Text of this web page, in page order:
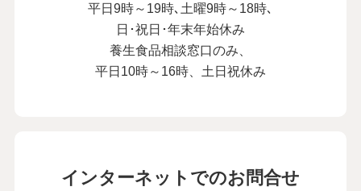
平日9時～19時､土曜9時～18時､
日･祝日･年末年始休み
養生食品相談窓口のみ、
平日10時～16時、土日祝休み
インターネットでのお問合せ